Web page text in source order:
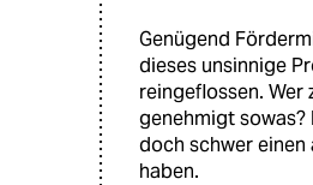
Genügend
dieses unsinnige
reingeflossen. Wer
genehmigt sowas?
doch schwer einen
haben.